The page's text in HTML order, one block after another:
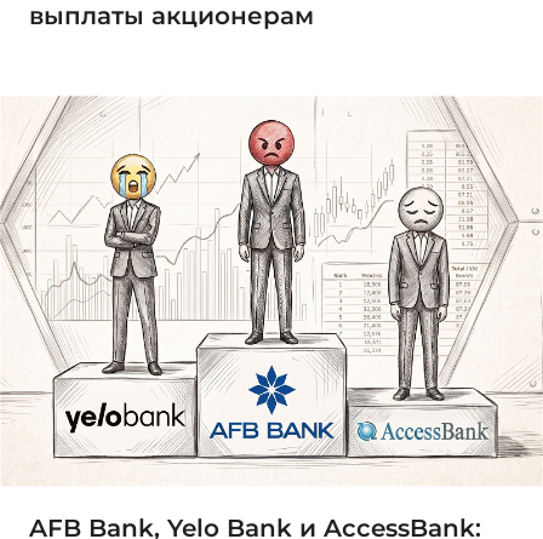
выплаты акционерам
AFB Bank, Yelo Bank и AccessBank: